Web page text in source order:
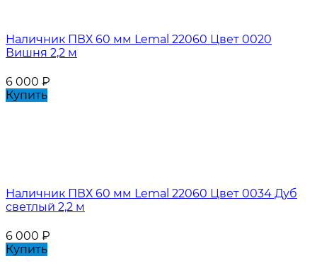
Наличник ПВХ 60 мм Lemal 22060 Цвет 0020
Вишня 2,2 м
6 000 ₽
Купить
Наличник ПВХ 60 мм Lemal 22060 Цвет 0034 Дуб
светлый 2,2 м
6 000 ₽
Купить